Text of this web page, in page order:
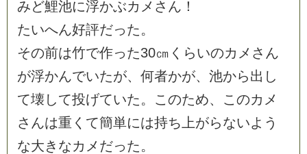
みど鯉池に浮かぶカ メ さ ん ！
たいへん好評だった。
その前は竹で作った30㎝ く らいのカ メ さ ん
が浮かんでいたが、 何者かが、 池から出 し
て壊して投げていた。 こ のため、 こ のカ メ
さ んは重 く て簡単には持ち 上がらないよ う
な大き なカ メ だった。